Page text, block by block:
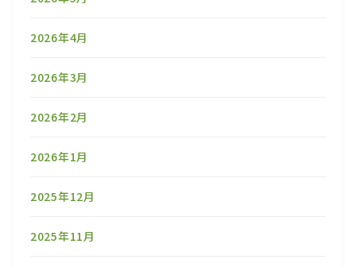
2026年4月
2026年3月
2026年2月
2026年1月
2025年12月
2025年11月